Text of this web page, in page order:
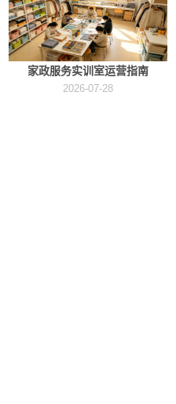
家政服务实训室运营指南
2026-07-28